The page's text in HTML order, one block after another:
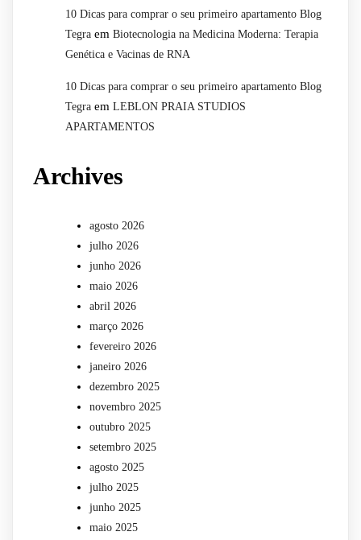
10 Dicas para comprar o seu primeiro apartamento Blog
Tegra em Biotecnologia na Medicina Moderna: Terapia
Genética e Vacinas de RNA
10 Dicas para comprar o seu primeiro apartamento Blog
Tegra em LEBLON PRAIA STUDIOS
APARTAMENTOS
Archives
agosto 2026
julho 2026
junho 2026
maio 2026
abril 2026
março 2026
fevereiro 2026
janeiro 2026
dezembro 2025
novembro 2025
outubro 2025
setembro 2025
agosto 2025
julho 2025
junho 2025
maio 2025